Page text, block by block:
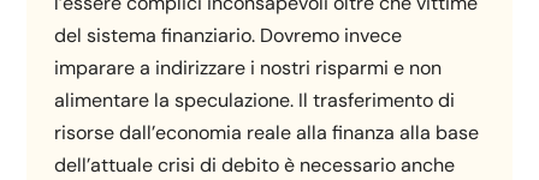
del sistema finanziario. Dovremo invece
imparare a indirizzare i nostri risparmi e non
alimentare la speculazione. Il trasferimento di
risorse dall’economia reale alla finanza alla base
dell’attuale crisi di debito è necessario anche